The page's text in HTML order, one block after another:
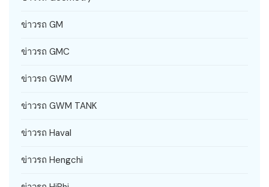
ข่าวรถ GM
ข่าวรถ GMC
ข่าวรถ GWM
ข่าวรถ GWM TANK
ข่าวรถ Haval
ข่าวรถ Hengchi